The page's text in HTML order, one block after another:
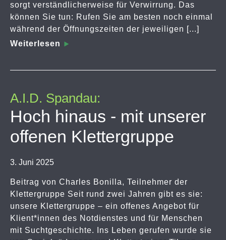
sorgt verständlicherweise für Verwirrung. Das
können Sie tun: Rufen Sie am besten noch einmal
während der Öffnungszeiten der jeweiligen [...]
Weiterlesen
A.I.D. Spandau:
Hoch hinaus - mit unserer
offenen Klettergruppe
3. Juni 2025
Beitrag von Charles Bonilla, Teilnehmer der
Klettergruppe Seit rund zwei Jahren gibt es sie:
unsere Klettergruppe – ein offenes Angebot für
Klient*innen des Notdienstes und für Menschen
mit Suchtgeschichte. Ins Leben gerufen wurde sie